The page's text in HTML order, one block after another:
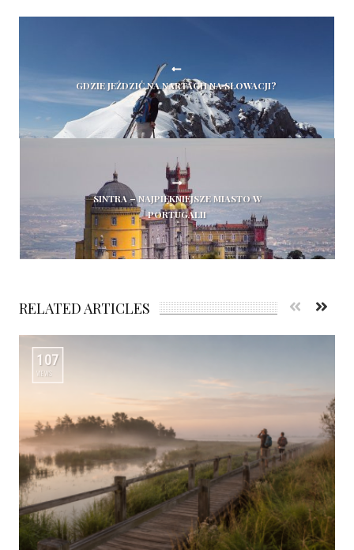
GDZIE JEŹDZIĆ NA NARTACH NA SŁOWACJI?
SINTRA – NAJPIĘKNIEJSZE MIASTO W
PORTUGALII
RELATED ARTICLES
107
VIEWS